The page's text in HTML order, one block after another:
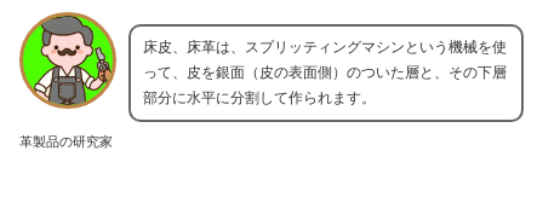
革製品の研究家
床皮、床革は、スプリッティングマシンという機械を使
って、皮を銀面（皮の表面側）のついた層と、その下層
部分に水平に分割して作られます。